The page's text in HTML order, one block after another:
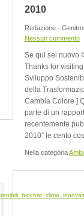
2010
Redazione -
Nessun commento
Se qui sei nuovo
Thanks for
Sviluppo
della
Cambia Colore ]
parte di un
recentemente
2010” le cento
Nella categoria